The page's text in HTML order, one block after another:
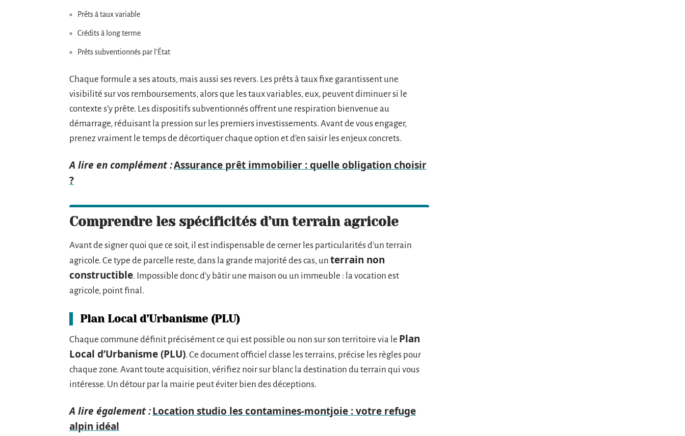
Prêts à taux variable
Crédits à long terme
Prêts subventionnés par l’État
Chaque formule a ses atouts, mais aussi ses revers. Les prêts à taux fixe garantissent une
visibilité sur vos remboursements, alors que les taux variables, eux, peuvent diminuer si le
contexte s’y prête. Les dispositifs subventionnés offrent une respiration bienvenue au
démarrage, réduisant la pression sur les premiers investissements. Avant de vous engager,
prenez vraiment le temps de décortiquer chaque option et d’en saisir les enjeux concrets.
A lire en complément :Assurance prêt immobilier : quelle obligation choisir
?
Comprendre les spécificités d’un terrain agricole
Avant de signer quoi que ce soit, il est indispensable de cerner les particularités d’un terrain
agricole. Ce type de parcelle reste, dans la grande majorité des cas, un terrain non
constructible. Impossible donc d’y bâtir une maison ou un immeuble : la vocation est
agricole, point final.
Plan Local d’Urbanisme (PLU)
Chaque commune définit précisément ce qui est possible ou non sur son territoire via le Plan
Local d’Urbanisme (PLU). Ce document officiel classe les terrains, précise les règles pour
chaque zone. Avant toute acquisition, vérifiez noir sur blanc la destination du terrain qui vous
intéresse. Un détour par la mairie peut éviter bien des déceptions.
A lire également :Location studio les contamines-montjoie : votre refuge
alpin idéal